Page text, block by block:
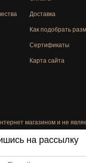
Доставка
Как подобрать
Сертификаты
Карта сайта
магазином и не
на рассылку